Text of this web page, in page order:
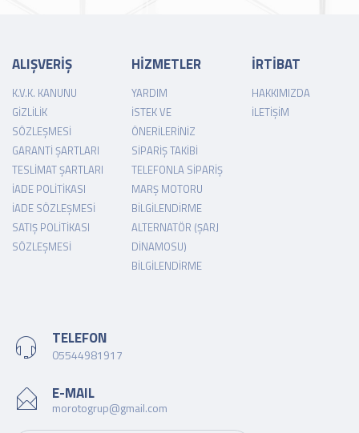
ALIŞVERİŞ
K.V.K. KANUNU
GIZLILIK
SÖZLEŞMESI
GARANTI ŞARTLARI
TESLIMAT ŞARTLARI
İADE POLITIKASI
İADE SÖZLEŞMESI
SATIŞ POLITIKASI
SÖZLEŞMESI
HİZMETLER
YARDIM
İSTEK VE
ÖNERILERINIZ
SIPARIŞ TAKIBI
TELEFONLA SIPARIŞ
MARŞ MOTORU
BILGILENDIRME
ALTERNATÖR (ŞARJ
DINAMOSU)
BILGILENDIRME
İRTİBAT
HAKKIMIZDA
İLETIŞIM
TELEFON
05544981917
E-MAIL
morotogrup@gmail.com